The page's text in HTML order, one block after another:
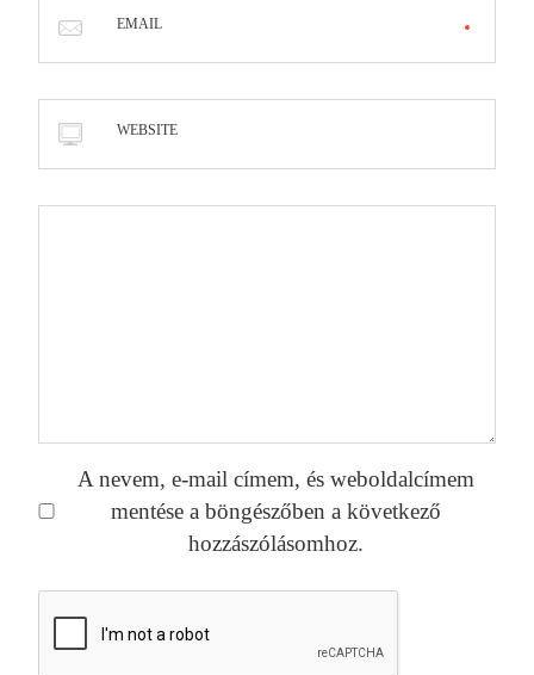
EMAIL
WEBSITE
A nevem, e-mail címem, és weboldalcímem
mentése a böngészőben a következő
hozzászólásomhoz.